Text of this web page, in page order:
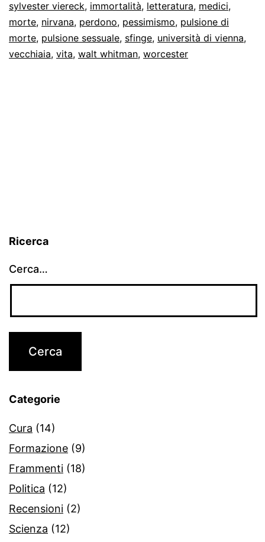
sylvester viereck, immortalità, letteratura, medici,
morte, nirvana, perdono, pessimismo, pulsione di
morte, pulsione sessuale, sfinge, università di vienna,
vecchiaia, vita, walt whitman, worcester
Ricerca
Cerca…
Categorie
Cura (14)
Formazione (9)
Frammenti (18)
Politica (12)
Recensioni (2)
Scienza (12)